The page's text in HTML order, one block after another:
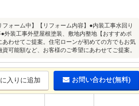
ォーム中】【リフォーム内容】●内装工事水回り
外装工事外壁屋根塗装、敷地内整地【おすすめポ
わせてご提案。住宅ローンが初めての方でもお気
可能額など、お客様のご希望にあわせてご提案。
入りに追加 お問い合わせ(無料)